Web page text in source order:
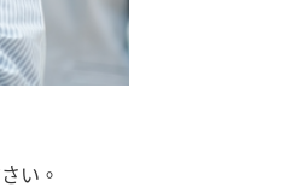
い。